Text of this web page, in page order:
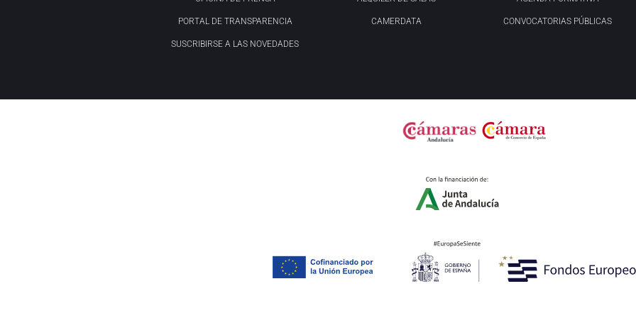
PORTAL DE TRANSPARENCIA
SUSCRIBIRSE A LAS NOVEDADES
CAMERDATA CONVOCATORIAS PÚBLICAS